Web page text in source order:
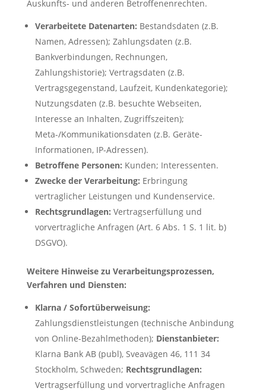
Auskunfts- und anderen Betroffenenrechten.
Verarbeitete Datenarten: Bestandsdaten (z.B.
Namen, Adressen); Zahlungsdaten (z.B.
Bankverbindungen, Rechnungen,
Zahlungshistorie); Vertragsdaten (z.B.
Vertragsgegenstand, Laufzeit, Kundenkategorie);
Nutzungsdaten (z.B. besuchte Webseiten,
Interesse an Inhalten, Zugriffszeiten);
Meta-/Kommunikationsdaten (z.B. Geräte-
Informationen, IP-Adressen).
Betroffene Personen: Kunden; Interessenten.
Zwecke der Verarbeitung: Erbringung
vertraglicher Leistungen und Kundenservice.
Rechtsgrundlagen: Vertragserfüllung und
vorvertragliche Anfragen (Art. 6 Abs. 1 S. 1 lit. b)
DSGVO).
Weitere Hinweise zu Verarbeitungsprozessen,
Verfahren und Diensten:
Klarna / Sofortüberweisung:
Zahlungsdienstleistungen (technische Anbindung
von Online-Bezahlmethoden); Dienstanbieter:
Klarna Bank AB (publ), Sveavägen 46, 111 34
Stockholm, Schweden; Rechtsgrundlagen:
Vertragserfüllung und vorvertragliche Anfragen